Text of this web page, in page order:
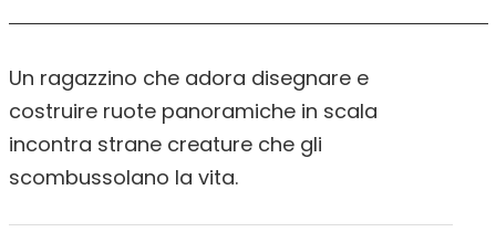
Un ragazzino che adora disegnare e
costruire ruote panoramiche in scala
incontra strane creature che gli
scombussolano la vita.